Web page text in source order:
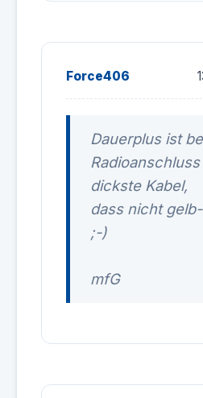
Force406
Dauerplus ist
dickste Kabel,
dass nicht
;-)
mfG